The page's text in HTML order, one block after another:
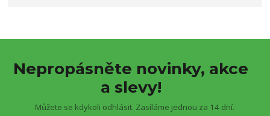
Nepropásněte novinky, akce
a slevy!
Můžete se kdykoli odhlásit. Zasíláme jednou za 14 dní.